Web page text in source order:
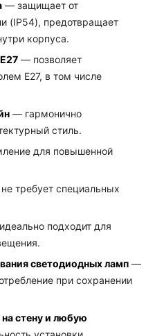
— защищает от
(IP54), предотвращает
корпуса.
— позволяет
E27, в том числе
— гармонично
стиль.
для повышенной
требует специальных
подходит для
светодиодных ламп —
при сохранении
стену и любую